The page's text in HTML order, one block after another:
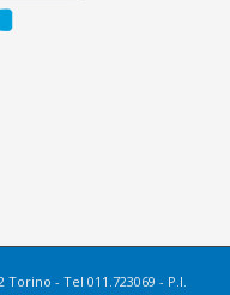
Torino - Tel 011.723069 - P.I.